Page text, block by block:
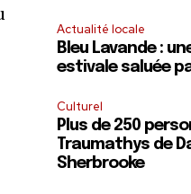
Actualité locale
Bleu Lavande :
estivale saluée
Culturel
Plus de 250
Traumathys de
Sherbrooke